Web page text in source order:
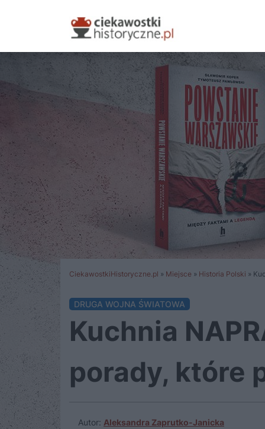
CiekawostkiHistoryczne.pl » Miejsce » Historia Polski »
DRUGA WOJNA ŚWIATOWA
Kuchnia
porady, które
Autor: Aleksandra Zaprutko-Janicka